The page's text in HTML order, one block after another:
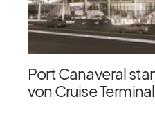
Port Canaveral
von Cruise